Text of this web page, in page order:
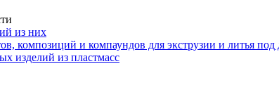
из них
композиций и компаундов для экструзии и литья под
изделий из пластмасс